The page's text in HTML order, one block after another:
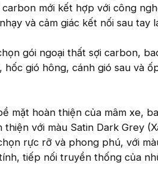
mới kết hợp với công
và cảm giác kết nối sau tay
gói ngoại thất sợi carbon,
gió hông, cánh gió sau và
mặt hoàn thiện của mâm xe,
với màu Satin Dark Grey
rực rỡ và phong phú, với
tiếp nối truyền thống của